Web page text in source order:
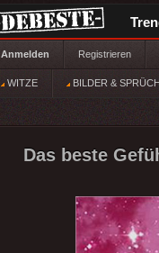
Anmelden Registrieren
WITZE BILDER &
Das beste